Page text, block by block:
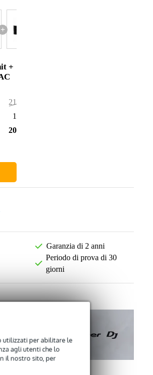
utilizzati per abilitare le
agli utenti che lo
il nostro sito, per
+
+
215,95 €
10,95 €
205,00 €
Garanzia di 2 anni
Periodo di prova di 30
giorni